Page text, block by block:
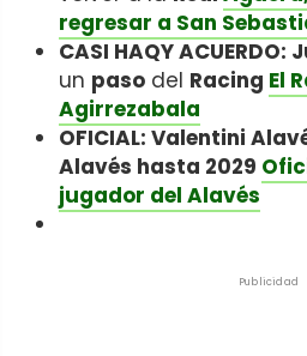
regresar a San
CASI HAQY
un paso del Racing El
Agirrezabala
OFICIAL: Valentini
Alavés hasta 2029
jugador del Alavés
Publicidad